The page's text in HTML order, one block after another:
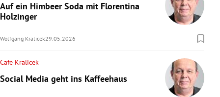
Auf ein Himbeer Soda mit Florentina
Holzinger
Wolfgang Kralicek29.05.2026
Cafe Kralicek
Social Media geht ins Kaffeehaus